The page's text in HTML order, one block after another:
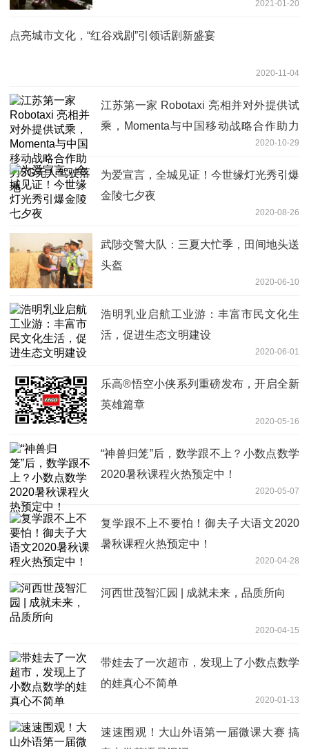
2021-01-20
点亮城市文化，“红谷戏剧”引领话剧新盛宴
2020-11-04
江苏第一家 Robotaxi 亮相并对外提供试
乘，Momenta与中国移动战略合作助力
2020-10-29
为爱宣言，全城见证！今世缘灯光秀引爆
金陵七夕夜
2020-08-26
武陟交警大队：三夏大忙季，田间地头送
头盔
2020-06-10
浩明乳业启航工业游：丰富市民文化生
活，促进生态文明建设
2020-06-01
乐高®悟空小侠系列重磅发布，开启全新
英雄篇章
2020-05-16
“神兽归笼”后，数学跟不上？小数点数学
2020暑秋课程火热预定中！
2020-05-07
复学跟不上不要怕！御夫子大语文2020
暑秋课程火热预定中！
2020-04-28
河西世茂智汇园 | 成就未来，品质所向
2020-04-15
带娃去了一次超市，发现上了小数点数学
的娃真心不简单
2020-01-13
速速围观！大山外语第一届微课大赛 搞